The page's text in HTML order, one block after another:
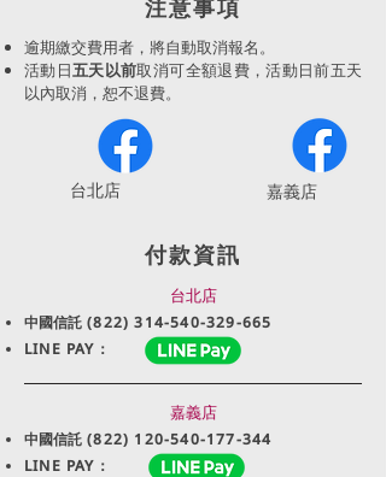
​注意事項
逾期繳交費用者，將自動取消報名。
活動日五天以前取消可全額退費，活動日前五天
以內取消，恕不退費。
​台北店 嘉義店
付款資訊
台北店
中國信託 (822) 314-540-329-665
LINE PAY：
嘉義店
中國信託 (822) 120-540-177-344
LINE PAY：